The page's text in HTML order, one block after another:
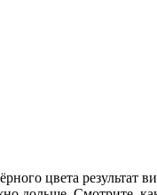
цвета результат